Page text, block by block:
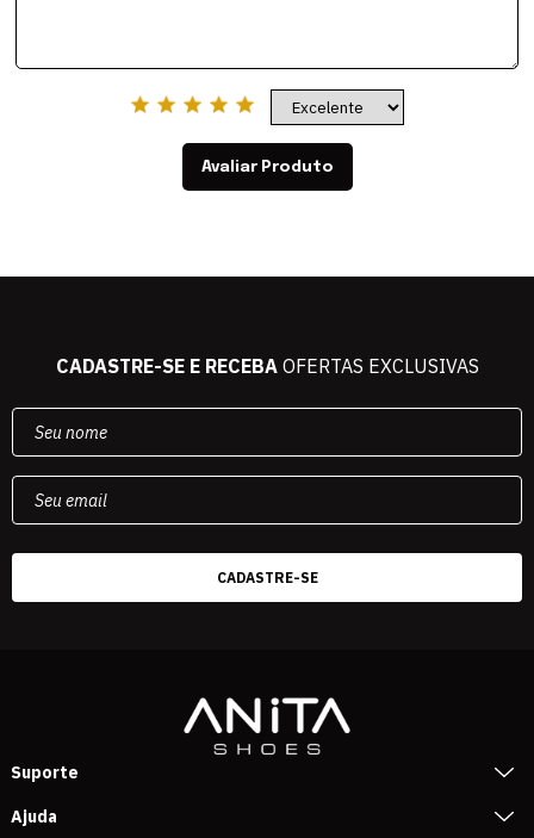
Avaliar Produto
CADASTRE-SE E RECEBAOFERTAS EXCLUSIVAS
Suporte
Ajuda